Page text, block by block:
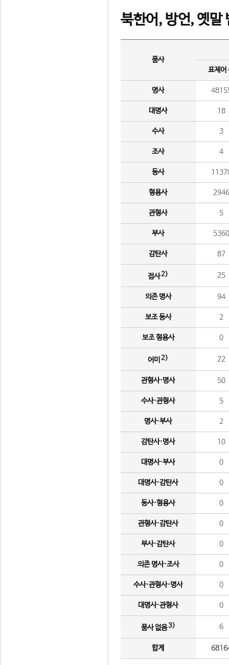
북한어, 방언, 옛말
품사
표제어
명사
대명사 18
수사 3
조사 4
동사
형용사 2946
관형사 5
부사 5360
감탄사 87
접사2) 25
의존 명사 94
보조 동사 2
보조 형용사 0
어미 2) 22
관형사·명사 50
수사·관형사 5
명사·부사 2
감탄사·명사 10
대명사·부사 0
대명사·감탄사 0
동사·형용사 0
관형사·감탄사 0
부사·감탄사 0
의존 명사·조사 0
수사·관형사·명사 0
대명사·관형사 0
품사 없음3) 6
합계